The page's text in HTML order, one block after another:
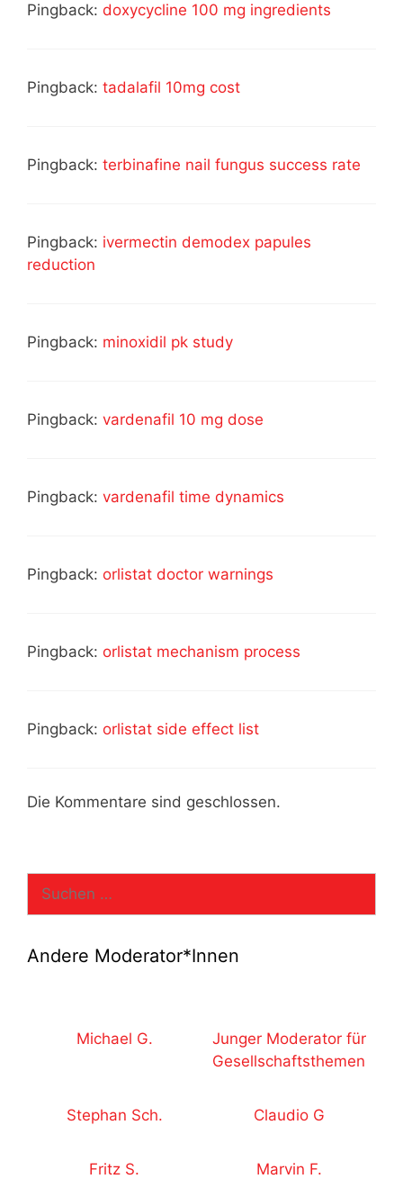
Pingback: doxycycline 100 mg ingredients
Pingback: tadalafil 10mg cost
Pingback: terbinafine nail fungus success rate
Pingback: ivermectin demodex papules
reduction
Pingback: minoxidil pk study
Pingback: vardenafil 10 mg dose
Pingback: vardenafil time dynamics
Pingback: orlistat doctor warnings
Pingback: orlistat mechanism process
Pingback: orlistat side effect list
Die Kommentare sind geschlossen.
nach:
Andere Moderator*Innen
Michael G.
Junger Moderator für
Gesellschaftsthemen
Stephan Sch. Claudio G
Fritz S. Marvin F.